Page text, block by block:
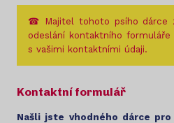
☎ Majitel tohoto psího dárce
odeslání kontaktního
s vašimi kontaktními údaji.
Kontaktní formulář
Našli jste vhodného dárce